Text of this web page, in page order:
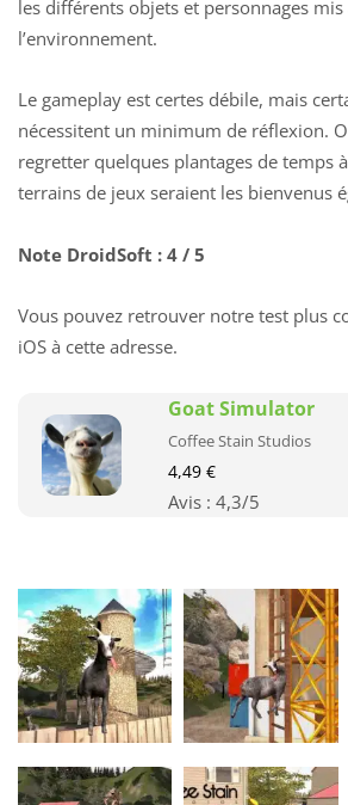
les différents objets et personnages
l’environnement.
Le gameplay est certes débile, mais
nécessitent un minimum de réflexion.
regretter quelques plantages de temps
terrains de jeux seraient les bienvenus
Note DroidSoft : 4 / 5
Vous pouvez retrouver notre test plus
iOS à cette adresse.
Goat Simulator
Coffee Stain Studios
4,49 €
Avis : 4,3/5